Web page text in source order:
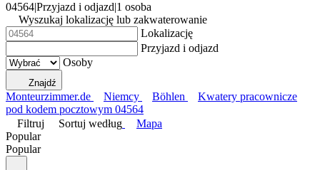
04564|Przyjazd i odjazd|1 osoba
Wyszukaj lokalizację lub zakwaterowanie
Lokalizację
Przyjazd i odjazd
Osoby
Znajdź
Monteurzimmer.de Niemcy Böhlen
Kwatery pracownicze
pod kodem pocztowym 04564
Filtruj
Sortuj według
Mapa
Popular
Popular